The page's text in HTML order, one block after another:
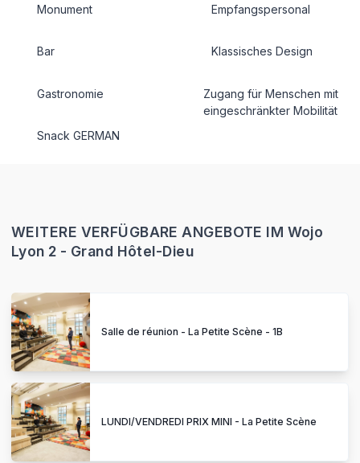
Monument
Bar
Gastronomie
Snack GERMAN
Empfangspersonal
Klassisches Design
Zugang für Menschen mit
eingeschränkter Mobilität
WEITERE VERFÜGBARE ANGEBOTE IM Wojo
Lyon 2 - Grand Hôtel-Dieu
Salle de réunion - La Petite Scène - 1B
LUNDI/VENDREDI PRIX MINI - La Petite Scène